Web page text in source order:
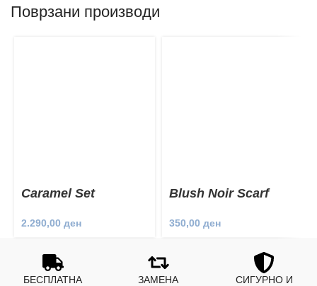
Поврзани производи
Caramel Set
2.290,00 ден
Blush Noir Scarf
350,00 ден
БЕСПЛАТНА
ЗАМЕНА
СИГУРНО И